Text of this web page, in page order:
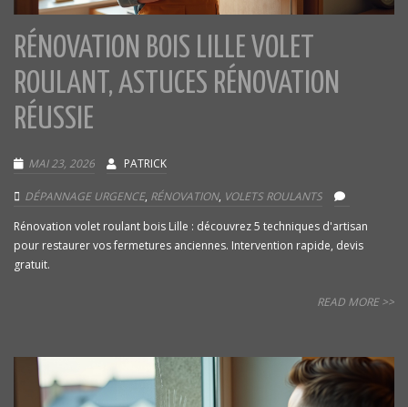
RÉNOVATION BOIS LILLE VOLET
ROULANT, ASTUCES RÉNOVATION
RÉUSSIE
MAI 23, 2026 PATRICK
DÉPANNAGE URGENCE, RÉNOVATION, VOLETS ROULANTS
Rénovation volet roulant bois Lille : découvrez 5 techniques d'artisan
pour restaurer vos fermetures anciennes. Intervention rapide, devis
gratuit.
READ MORE >>